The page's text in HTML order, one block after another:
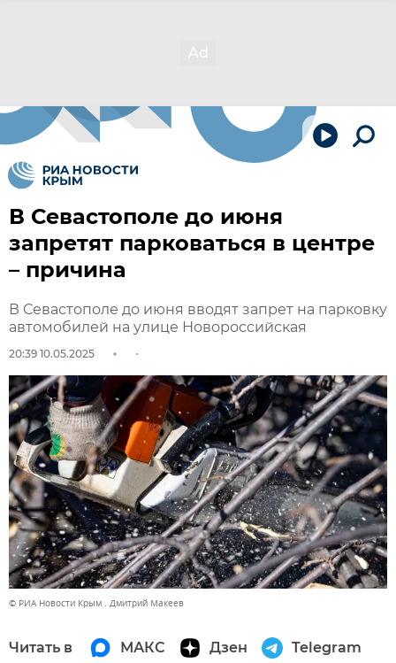
В Севастополе до июня
запретят парковаться в центре
– причина
В Севастополе до июня вводят запрет на парковку
автомобилей на улице Новороссийская
20:39 10.05.2025
© РИА Новости Крым . Дмитрий Макеев
Читать в МАКС Дзен Telegram